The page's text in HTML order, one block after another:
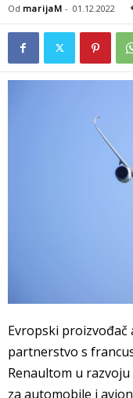
Od marijaM - 01.12.2022
Evropski proizvođač
partnerstvo s
Renaultom u
za automobile i